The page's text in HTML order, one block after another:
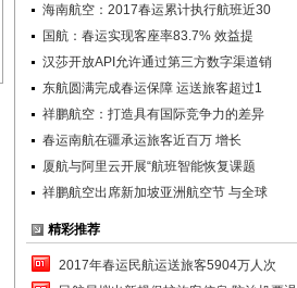
海南航空：2017春运累计执行航班近30
国航：春运实现客座率83.7% 效益提
汉莎开放API允许通过第三方数字渠道销
东航圆满完成春运保障 运送旅客超过1
祥鹏航空：打造具有国际竞争力的差异
春运南航在疆承运旅客近百万 增长
厦航与阿里云开展“航班智能恢复课题
祥鹏航空出席新加坡亚洲航空节 与全球
精彩推荐
2017年春运民航运送旅客5904万人次